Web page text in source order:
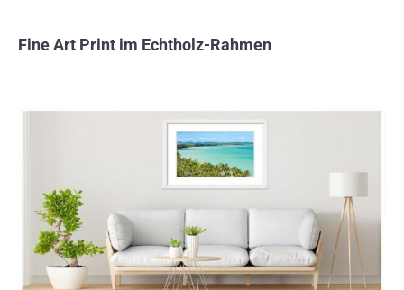
Fine Art Print im Echtholz-Rahmen